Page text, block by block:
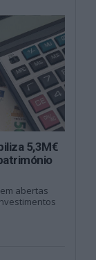
5,3M€
abertas